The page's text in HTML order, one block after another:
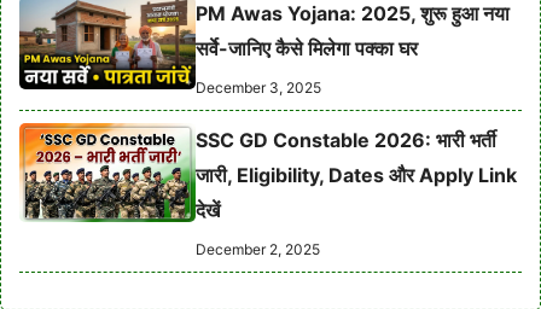
PM Awas Yojana: 2025, शुरू हुआ नया
सर्वे-जानिए कैसे मिलेगा पक्का घर
December 3, 2025
SSC GD Constable 2026: भारी भर्ती
जारी, Eligibility, Dates और Apply Link
देखें
December 2, 2025